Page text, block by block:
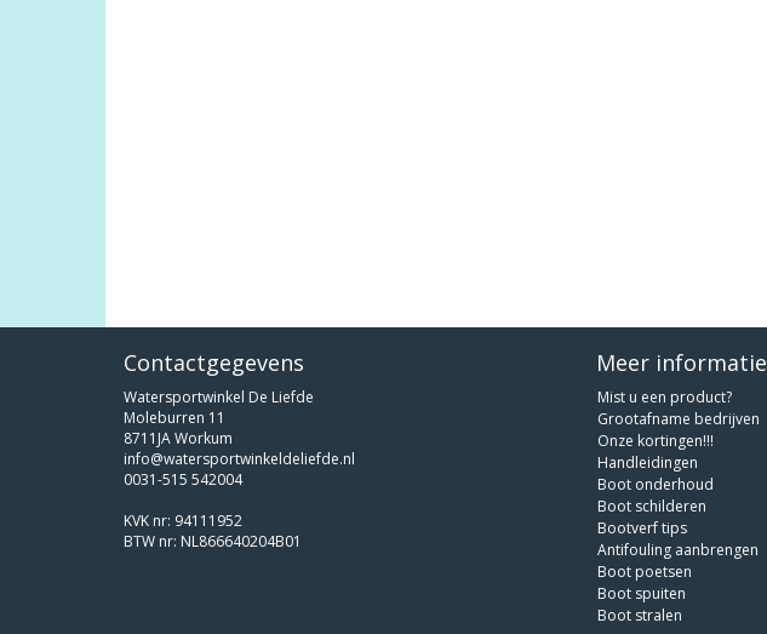
Contactgegevens
Watersportwinkel De Liefde
Moleburren 11
8711JA Workum
info@watersportwinkeldeliefde.nl
0031-515 542004
KVK nr: 94111952
BTW nr: NL866640204B01
Meer informatie
Mist u een product?
Grootafname bedrijven
Onze kortingen!!!
Handleidingen
Boot onderhoud
Boot schilderen
Bootverf tips
Antifouling aanbrengen
Boot poetsen
Boot spuiten
Boot stralen